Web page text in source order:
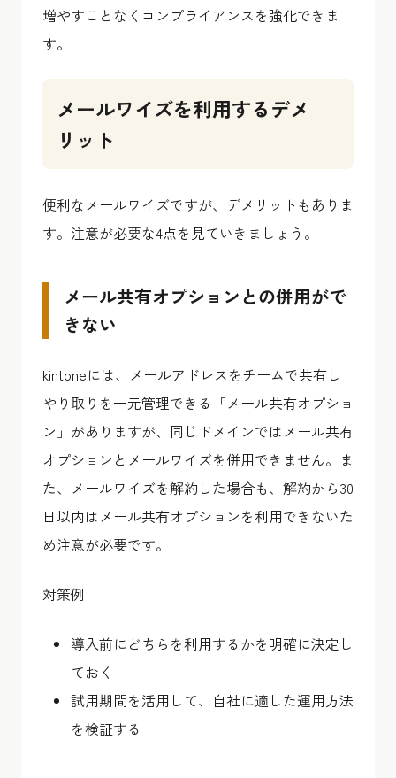
増やすことなくコンプライアンスを強化できま
す。
メールワイズを利用するデメ
リット
便利なメールワイズですが、デメリットもありま
す。注意が必要な4点を見ていきましょう。
メール共有オプションとの併用がで
きない
kintoneには、メールアドレスをチームで共有し
やり取りを一元管理できる「メール共有オプショ
ン」がありますが、同じドメインではメール共有
オプションとメールワイズを併用できません。ま
た、メールワイズを解約した場合も、解約から30
日以内はメール共有オプションを利用できないた
め注意が必要です。
対策例
導入前にどちらを利用するかを明確に決定し
ておく
試用期間を活用して、自社に適した運用方法
を検証する